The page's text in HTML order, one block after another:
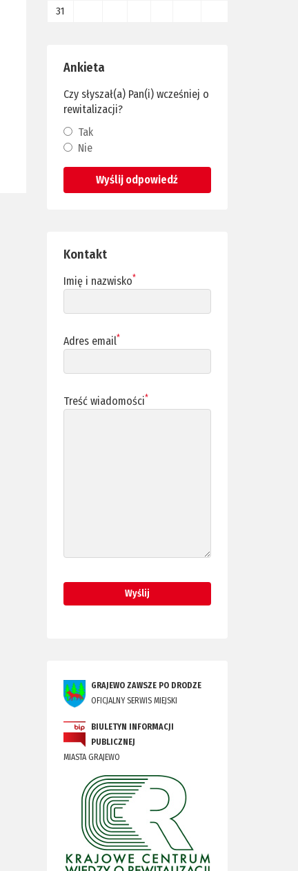
31
Ankieta
Czy słyszał(a) Pan(i) wcześniej o
rewitalizacji?
Tak
Nie
Wyślij odpowiedź
Kontakt
Imię i nazwisko*
Adres email*
Treść wiadomości*
GRAJEWO ZAWSZE PO DRODZE
OFICJALNY SERWIS MIEJSKI
BIULETYN INFORMACJI
PUBLICZNEJ
MIASTA GRAJEWO